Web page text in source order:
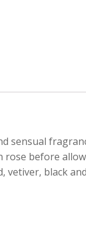
sensual
rose before
black